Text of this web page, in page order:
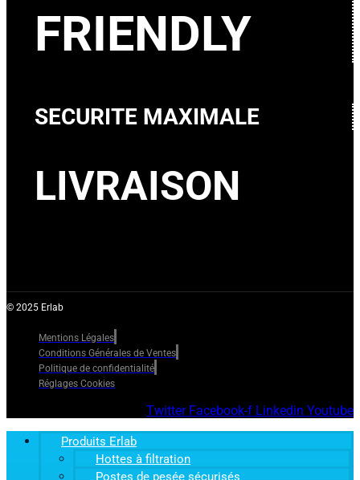
FRIENDLY
SECURITE MAXIMALE
LIVRAISON
© 2025 Erlab
Mentions Légales
Conditions Générales de Ventes
Politique de confidentialité
Réglages Cookies
Twitter Facebook-f Linkedin Youtube
Produits Erlab
Hottes à filtration
Postes de pesée sécurisés